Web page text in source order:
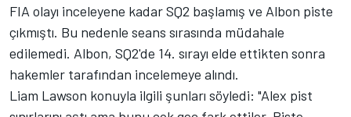
FIA olayı inceleyene kadar SQ2 başlamış ve Albon piste
çıkmıştı. Bu nedenle seans sırasında müdahale
edilemedi. Albon, SQ2'de 14. sırayı elde ettikten sonra
hakemler tarafından incelemeye alındı.
Liam Lawson konuyla ilgili şunları söyledi: "Alex pist